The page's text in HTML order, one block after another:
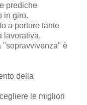
prediche
in giro.
a portare tante
lavorativa.
"sopravvivenza" è
della
le migliori